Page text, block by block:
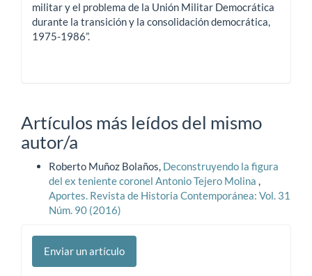
militar y el problema de la Unión Militar Democrática
durante la transición y la consolidación democrática,
1975-1986”.
Artículos más leídos del mismo
autor/a
Roberto Muñoz Bolaños, Deconstruyendo la figura
del ex teniente coronel Antonio Tejero Molina
Aportes. Revista de Historia Contemporánea: Vol. 31
Núm. 90 (2016)
Enviar
unEnviar un artículo